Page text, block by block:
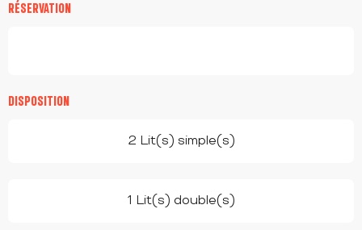
RÉSERVATION
DISPOSITION
2 Lit(s) simple(s)
1 Lit(s) double(s)